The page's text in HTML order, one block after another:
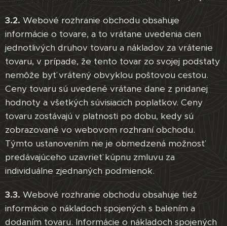
3.2. Webové rozhranie obchodu obsahuje
informácie o tovare, a to vrátane uvedenia cien
jednotlivých druhov tovaru a nákladov za vrátenie
tovaru, v prípade, že tento tovar zo svojej podstaty
nemôže byť vrátený obvyklou poštovou cestou.
Ceny tovaru sú uvedené vrátane dane z pridanej
hodnoty a všetkých súvisiacich poplatkov. Ceny
tovaru zostávajú v platnosti po dobu, kedy sú
zobrazované vo webovom rozhraní obchodu.
Týmto ustanovením nie je obmedzená možnosť
predávajúceho uzavrieť kúpnu zmluvu za
individuálne zjednaných podmienok.
3.3. Webové rozhranie obchodu obsahuje tiež
informácie o nákladoch spojených s balením a
dodaním tovaru. Informácie o nákladoch spojených